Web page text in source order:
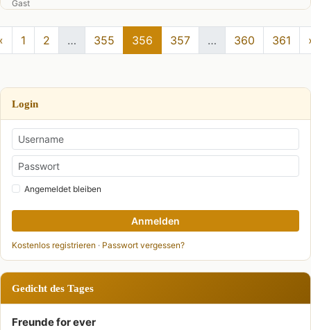
1 2 … 355 356 357 … 360 361
Login
Angemeldet bleiben
Anmelden
Kostenlos registrieren · Passwort vergessen?
Gedicht des Tages
Freunde for ever